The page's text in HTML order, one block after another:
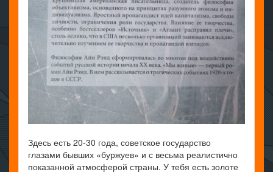
Здесь есть 20-30 года, советское государство
глазами бывших «буржуев» и с весьма реалистично
показанной атмосферой страны. У тебя есть золоте